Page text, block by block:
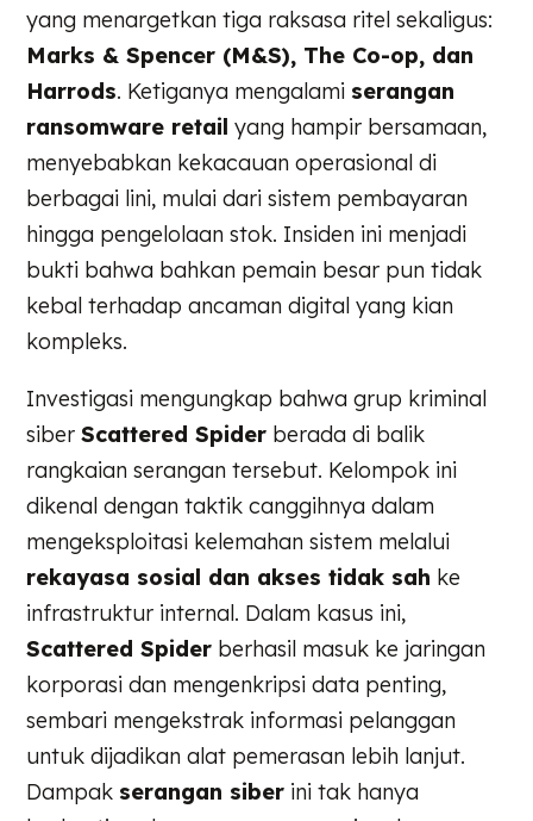
yang menargetkan tiga raksasa ritel sekaligus:
Marks & Spencer (M&S), The Co-op, dan
Harrods. Ketiganya mengalami serangan
ransomware retail yang hampir bersamaan,
menyebabkan kekacauan operasional di
berbagai lini, mulai dari sistem pembayaran
hingga pengelolaan stok. Insiden ini menjadi
bukti bahwa bahkan pemain besar pun tidak
kebal terhadap ancaman digital yang kian
kompleks.
Investigasi mengungkap bahwa grup kriminal
siberScattered Spider berada di balik
rangkaian serangan tersebut. Kelompok ini
dikenal dengan taktik canggihnya dalam
mengeksploitasi kelemahan sistem melalui
rekayasa sosial dan akses tidak sah ke
infrastruktur internal. Dalam kasus ini,
Scattered Spider berhasil masuk ke jaringan
korporasi dan mengenkripsi data penting,
sembari mengekstrak informasi pelanggan
untuk dijadikan alat pemerasan lebih lanjut.
Dampak serangan siber ini tak hanya